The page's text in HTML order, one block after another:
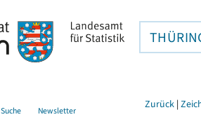
Suche Newsletter Zurück |